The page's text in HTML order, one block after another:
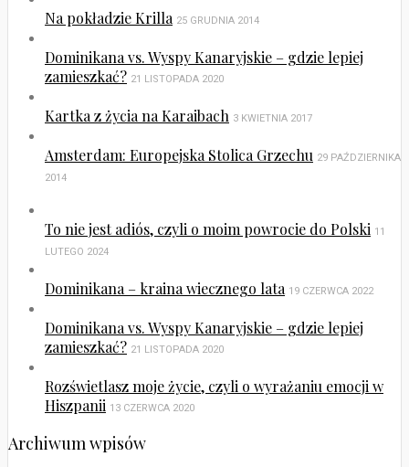
Na pokładzie Krilla 25 GRUDNIA 2014
Dominikana vs. Wyspy Kanaryjskie – gdzie lepiej
zamieszkać? 21 LISTOPADA 2020
Kartka z życia na Karaibach 3 KWIETNIA 2017
Amsterdam: Europejska Stolica Grzechu 29 PAŹDZIERNIKA
2014
To nie jest adiós, czyli o moim powrocie do Polski 11
LUTEGO 2024
Dominikana – kraina wiecznego lata 19 CZERWCA 2022
Dominikana vs. Wyspy Kanaryjskie – gdzie lepiej
zamieszkać? 21 LISTOPADA 2020
Rozświetlasz moje życie, czyli o wyrażaniu emocji w
Hiszpanii 13 CZERWCA 2020
Archiwum wpisów